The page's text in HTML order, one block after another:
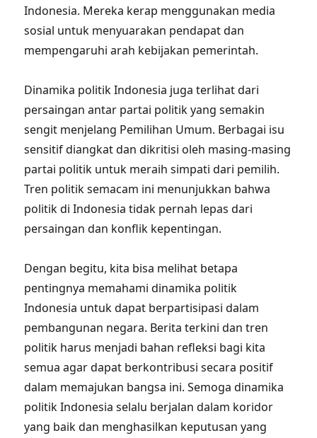
Indonesia. Mereka kerap menggunakan media
sosial untuk menyuarakan pendapat dan
mempengaruhi arah kebijakan pemerintah.
Dinamika politik Indonesia juga terlihat dari
persaingan antar partai politik yang semakin
sengit menjelang Pemilihan Umum. Berbagai isu
sensitif diangkat dan dikritisi oleh masing-masing
partai politik untuk meraih simpati dari pemilih.
Tren politik semacam ini menunjukkan bahwa
politik di Indonesia tidak pernah lepas dari
persaingan dan konflik kepentingan.
Dengan begitu, kita bisa melihat betapa
pentingnya memahami dinamika politik
Indonesia untuk dapat berpartisipasi dalam
pembangunan negara. Berita terkini dan tren
politik harus menjadi bahan refleksi bagi kita
semua agar dapat berkontribusi secara positif
dalam memajukan bangsa ini. Semoga dinamika
politik Indonesia selalu berjalan dalam koridor
yang baik dan menghasilkan keputusan yang